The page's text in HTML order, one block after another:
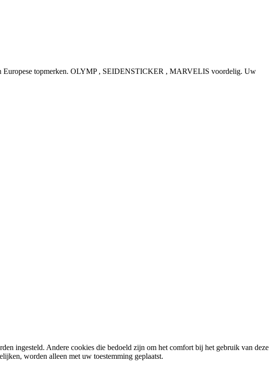
Europese topmerken. OLYMP , SEIDENSTICKER , MARVELIS voordelig. Uw
ingesteld. Andere cookies die bedoeld zijn om het comfort bij het gebruik van deze
worden alleen met uw toestemming geplaatst.